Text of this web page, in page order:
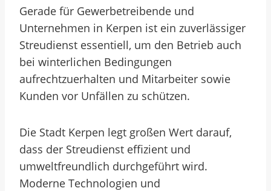
Gerade für Gewerbetreibende und
Unternehmen in Kerpen ist ein zuverlässiger
Streudienst essentiell, um den Betrieb auch
bei winterlichen Bedingungen
aufrechtzuerhalten und Mitarbeiter sowie
Kunden vor Unfällen zu schützen.
Die Stadt Kerpen legt großen Wert darauf,
dass der Streudienst effizient und
umweltfreundlich durchgeführt wird.
Moderne Technologien und